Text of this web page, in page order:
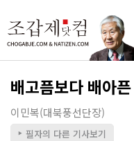
배고픔보다 배아
이민복(대북풍선단장)
▶ 필자의 다른 기사보기